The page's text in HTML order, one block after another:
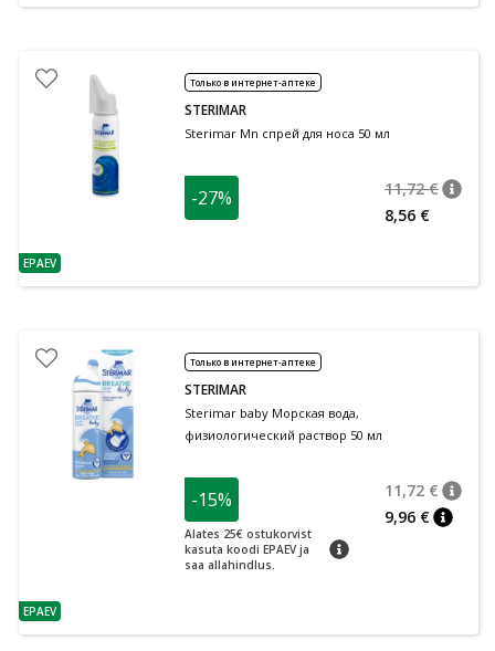
nõuanne
EPAEV
Только в интернет-аптеке
STERIMAR
Sterimar Mn спрей для носа 50 мл
-27% 11,72 €
8,56 €
nõuanne
EPAEV
Только в интернет-аптеке
STERIMAR
Sterimar baby Морская вода,
физиологический раствор 50 мл
-15%
Alates 25€ ostukorvist
kasuta koodi EPAEV ja
saa allahindlus.
nõuanne
11,72 €
9,96 €